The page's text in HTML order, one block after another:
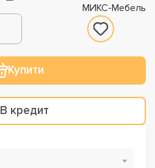
МИКС-Мебель
Купити
В кредит